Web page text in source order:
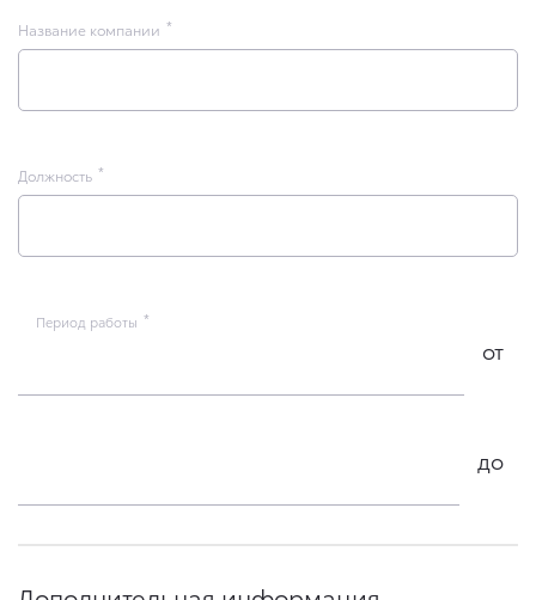
Название компании
Должность
Период работы
от
до